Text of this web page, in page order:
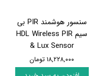
سنسور هوشمند PIR بی
سیم HDL Wireless PIR
& Lux Sensor
۱۸,۲۲۸,۰۰۰ تومان